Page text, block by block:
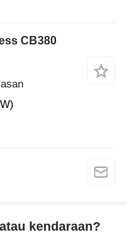
CB380
kendaraan?